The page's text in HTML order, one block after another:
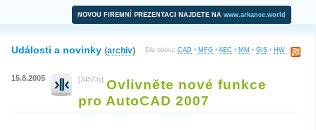
NOVOU FIREMNÍ PREZENTACI NAJDETE NA www.arkance.world
Dle oboru: CAD • MFG • AEC • MM • GIS • HW
Události a novinky (archiv)
15.8.2005 [34573x] Ovlivněte nové funkce
pro AutoCAD 2007